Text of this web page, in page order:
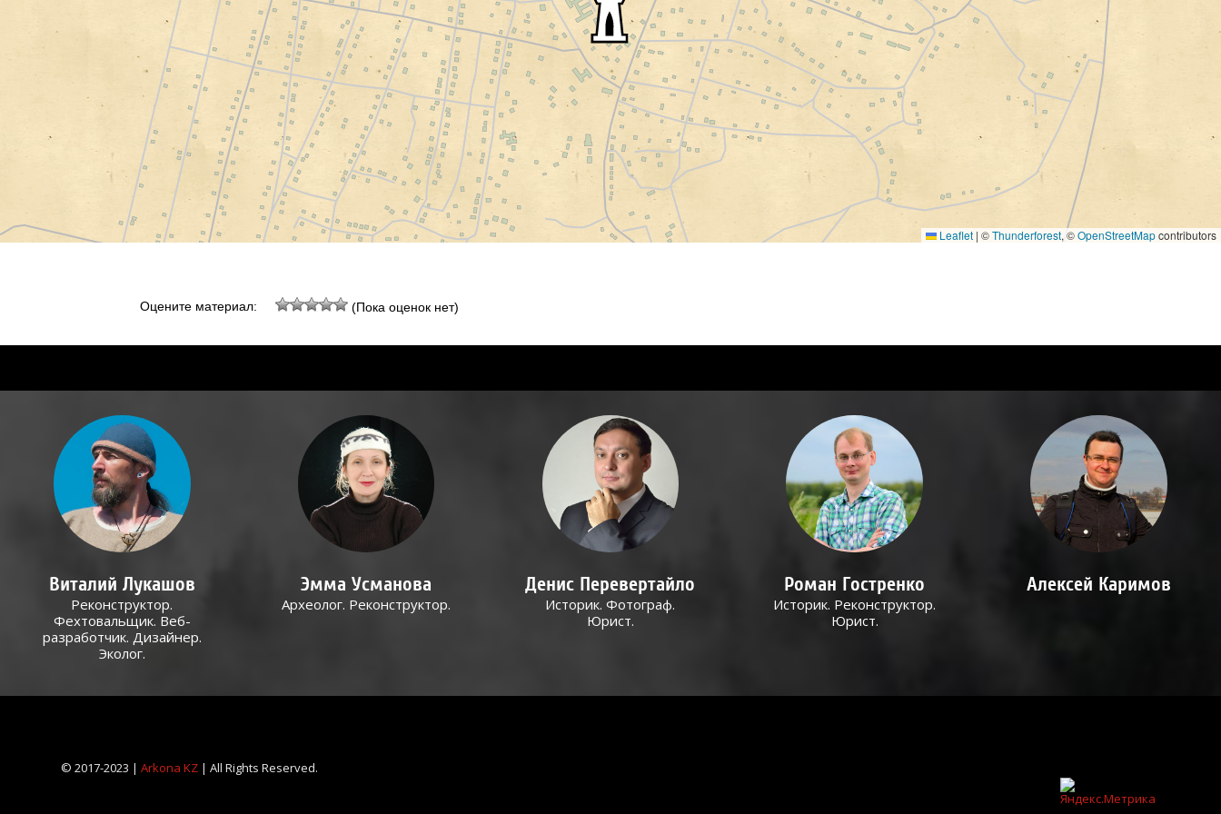
Leaflet | ©Thunderforest, ©OpenStreetMapcontributors
Оцените материал: (Пока оценок нет)
Виталий Лукашов
Реконструктор.
Фехтовальщик. Веб-
разработчик. Дизайнер.
Эколог.
Эмма Усманова
Археолог. Реконструктор.
Денис Перевертайло
Историк. Фотограф.
Юрист.
Роман Гостренко
Историк. Реконструктор.
Юрист.
Алексей Каримов
© 2017-2023 |Arkona KZ | All Rights Reserved.